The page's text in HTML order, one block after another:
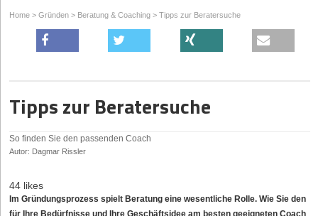
Home > Gründen > Beratung & Coaching > Tipps zur Beratersuche
Tipps zur Beratersuche
So finden Sie den passenden Coach
Autor: Dagmar Rissler
44 likes
Im Gründungsprozess spielt Beratung eine wesentliche Rolle. Wie Sie den
für Ihre Bedürfnisse und Ihre Geschäftsidee am besten geeigneten Coach